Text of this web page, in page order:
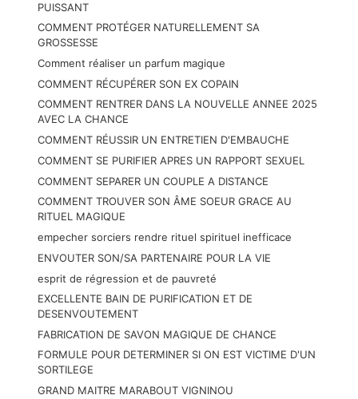
PUISSANT
COMMENT PROTÉGER NATURELLEMENT SA
GROSSESSE
Comment réaliser un parfum magique
COMMENT RÉCUPÉRER SON EX COPAIN
COMMENT RENTRER DANS LA NOUVELLE ANNEE 2025
AVEC LA CHANCE
COMMENT RÉUSSIR UN ENTRETIEN D'EMBAUCHE
COMMENT SE PURIFIER APRES UN RAPPORT SEXUEL
COMMENT SEPARER UN COUPLE A DISTANCE
COMMENT TROUVER SON ÂME SOEUR GRACE AU
RITUEL MAGIQUE
empecher sorciers rendre rituel spirituel inefficace
ENVOUTER SON/SA PARTENAIRE POUR LA VIE
esprit de régression et de pauvreté
EXCELLENTE BAIN DE PURIFICATION ET DE
DESENVOUTEMENT
FABRICATION DE SAVON MAGIQUE DE CHANCE
FORMULE POUR DETERMINER SI ON EST VICTIME D'UN
SORTILEGE
GRAND MAITRE MARABOUT VIGNINOU